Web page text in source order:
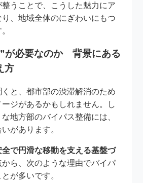
うことで、こうした魅力にア
、地域全体のにぎわいにもつ
が必要なのか 背景にある
方
くと、都市部の渋滞解消のため
ジがあるかもしれません。し
地方部のバイパス整備には、
があります。
全で円滑な移動を支える基盤づ
から、次のような理由でバイパ
が多いです。